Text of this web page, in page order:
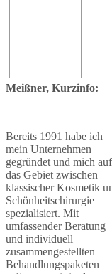
Meißner, Kurzinfo:
Bereits 1991 habe ich
mein Unternehmen
gegründet und mich auf
das Gebiet zwischen
klassischer Kosmetik
Schönheitschirurgie
spezialisiert. Mit
umfassender Beratung
und individuell
zusammengestellten
Behandlungspaketen